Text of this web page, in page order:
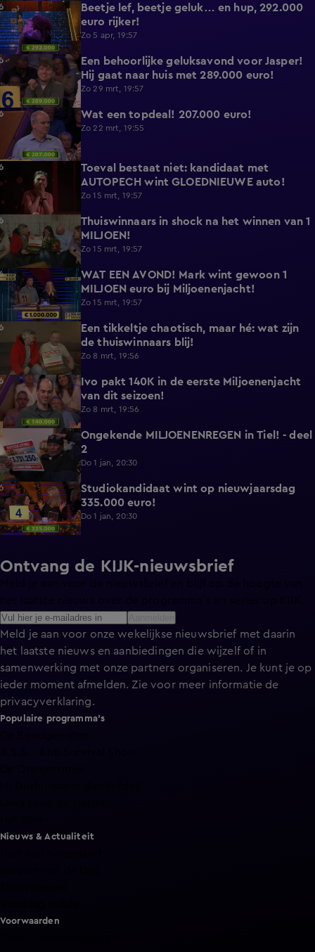
1:04
Beetje lef, beetje geluk… en hup, 292.000
euro rijker!
Zo 5 apr, 19:57
1:04
Een behoorlijke geluksavond voor Jasper!
Hij gaat naar huis met 289.000 euro!
Zo 29 mrt, 19:57
0:38 Wat een topdeal! 207.000 euro!
Zo 22 mrt, 19:55
2:34
Toeval bestaat niet: kandidaat met
AUTOPECH wint GLOEDNIEUWE auto!
Zo 15 mrt, 19:57
7:39
Thuiswinnaars in shock na het winnen van 1
MILJOEN!
Zo 15 mrt, 19:57
2:07
WAT EEN AVOND! Mark wint gewoon 1
MILJOEN euro bij Miljoenenjacht!
Zo 15 mrt, 19:57
5:03
Een tikkeltje chaotisch, maar hé: wat zijn
de thuiswinnaars blij!
Zo 8 mrt, 19:56
0:44
Ivo pakt 140K in de eerste Miljoenenjacht
van dit seizoen!
Zo 8 mrt, 19:56
7:38
Ongekende MILJOENENREGEN in Tiel! - deel
2
Do 1 jan, 20:30
0:57
Studiokandidaat wint op nieuwjaarsdag
335.000 euro!
Do 1 jan, 20:30
Ontvang de KIJK-nieuwsbrief
Meld je aan voor de nieuwsbrief en blijf op de hoogte van
Meld je aan voor onze wekelijkse nieuwsbrief met daarin
het laatste nieuws en aanbiedingen die wijzelf of in
samenwerking met onze partners organiseren. Je kunt je op
ieder moment afmelden. Zie voor meer informatie de
privacyverklaring.
Populaire programma's
Nieuws & Actualiteit
Voorwaarden